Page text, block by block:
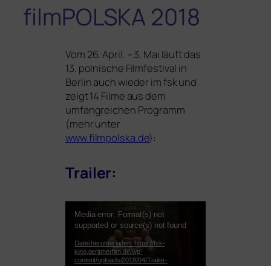
filmPOLSKA 2018
Vom 26. April. – 3. Mai läuft das
13. pol­ni­sche Filmfestival in
Berlin auch wie­der im fsk und
zeigt 14 Filme aus dem
umfang­rei­chen Programm
(mehr unter
www.filmpolska.de):
Trailer:
Video-
Player
Media error: Format(s) not
supported or source(s) not found
Datei herunterladen: https://fsk-
kino.peripherfilm.de/wp-
content/uploads/2018/04/Trailer-